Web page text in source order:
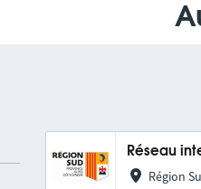
Réseau
Région